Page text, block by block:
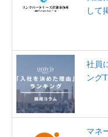
して
社員
ング
マネ